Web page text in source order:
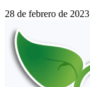
28 de febrero de 2023